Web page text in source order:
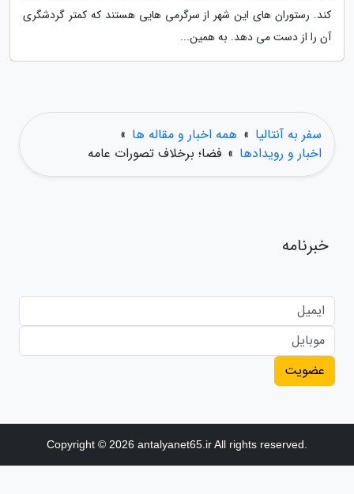
کند. رستوران های این شهر از سرگرمی هایی هستند که کمتر گردشگری
آن را از دست می دهد. به همین...
سفر به آنتالیا » همه اخبار و مقاله ها »
اخبار و رویدادها » فضا؛ برخلاف تصورات عامه
خبرنامه
عضویت
Copyright © 2026 antalyanet65.ir All rights reserved.